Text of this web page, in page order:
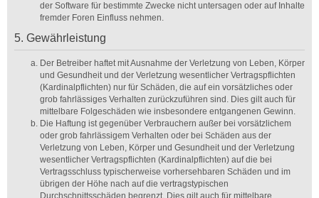
der Software für bestimmte Zwecke nicht untersagen oder auf Inhalte
fremder Foren Einfluss nehmen.
5. Gewährleistung
Der Betreiber haftet mit Ausnahme der Verletzung von Leben, Körper
und Gesundheit und der Verletzung wesentlicher Vertragspflichten
(Kardinalpflichten) nur für Schäden, die auf ein vorsätzliches oder
grob fahrlässiges Verhalten zurückzuführen sind. Dies gilt auch für
mittelbare Folgeschäden wie insbesondere entgangenen Gewinn.
Die Haftung ist gegenüber Verbrauchern außer bei vorsätzlichem
oder grob fahrlässigem Verhalten oder bei Schäden aus der
Verletzung von Leben, Körper und Gesundheit und der Verletzung
wesentlicher Vertragspflichten (Kardinalpflichten) auf die bei
Vertragsschluss typischerweise vorhersehbaren Schäden und im
übrigen der Höhe nach auf die vertragstypischen
Durchschnittsschäden begrenzt. Dies gilt auch für mittelbare